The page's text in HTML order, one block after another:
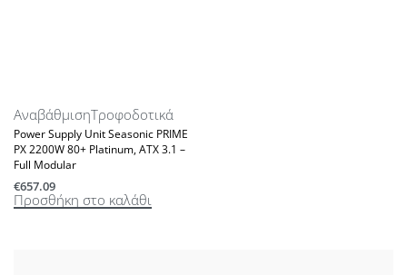
ΑναβάθμισηΤροφοδοτικά
Power Supply Unit Seasonic PRIME
PX 2200W 80+ Platinum, ATX 3.1 –
Full Modular
€657.09
Προσθήκη στο καλάθι